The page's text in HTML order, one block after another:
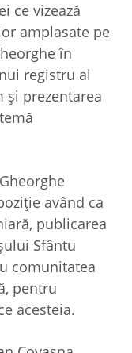
ce vizează
amplasate pe
în
registru al
prezentarea
având ca
publicarea
Sfântu
comunitatea
pentru
acesteia.